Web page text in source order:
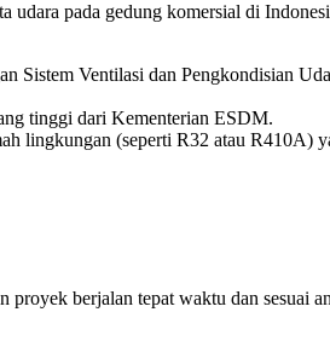
pada gedung komersial di
Sistem Ventilasi dan Pengkondisian
tinggi dari Kementerian ESDM.
lingkungan (seperti R32 atau R410A)
proyek berjalan tepat waktu dan sesuai